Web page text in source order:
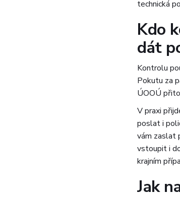
technická
Kdo
dát
Kontrolu
Pokutu za
ÚOOÚ
V praxi
poslat i
vám zaslat
vstoupit i
krajním
Jak